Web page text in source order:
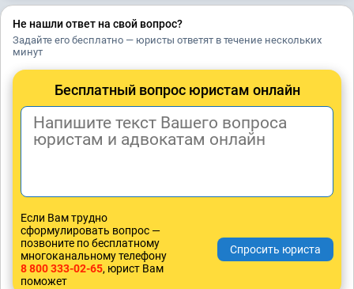
Не нашли ответ на свой вопрос?
Задайте его бесплатно — юристы ответят в течение нескольких
минут
Бесплатный вопрос юристам онлайн
Если Вам трудно
сформулировать вопрос —
позвоните по бесплатному
многоканальному телефону
8 800 333-02-65, юрист Вам
поможет